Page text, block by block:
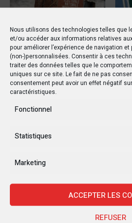
Nous utilisons des technologies telles que
et/ou accéder aux informations relatives
pour améliorer l’expérience de navigation
(non-)personnalisées. Consentir à ces
traiter des données telles que le
uniques sur ce site. Le fait de ne pas
consentement peut avoir un effet négatif
caractéristiques.
Fonctionnel
Statistiques
Marketing
ACCEPTER LES
REFUSER
15 MARS 2019
RDC : Un rapport de l’ONU
détaille les horreurs de
la violence à Yumbi
Le